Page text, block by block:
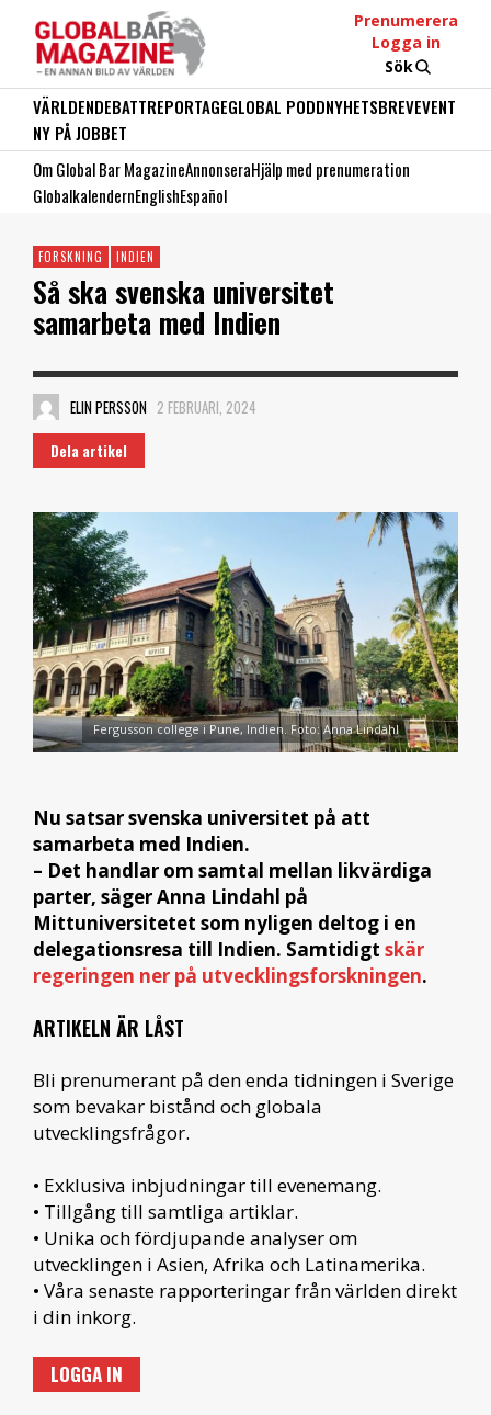
Prenumerera
Logga in
Sök
VÄRLDENDEBATTREPORTAGEGLOBAL PODDNYHETSBREVEVENT
NY PÅ JOBBET
Om Global Bar MagazineAnnonseraHjälp med prenumeration
GlobalkalendernEnglishEspañol
FORSKNING INDIEN
Så ska svenska universitet
samarbeta med Indien
ELIN PERSSON 2 FEBRUARI, 2024
Dela artikel
Fergusson college i Pune, Indien. Foto: Anna Lindahl
Nu satsar svenska universitet på att
samarbeta med Indien.
– Det handlar om samtal mellan likvärdiga
parter, säger Anna Lindahl på
Mittuniversitetet som nyligen deltog i en
delegationsresa till Indien. Samtidigt skär
regeringen ner på utvecklingsforskningen.
ARTIKELN ÄR LÅST
Bli prenumerant på den enda tidningen i Sverige
som bevakar bistånd och globala
utvecklingsfrågor.
• Exklusiva inbjudningar till evenemang.
• Tillgång till samtliga artiklar.
• Unika och fördjupande analyser om
utvecklingen i Asien, Afrika och Latinamerika.
• Våra senaste rapporteringar från världen direkt
i din inkorg.
LOGGA IN